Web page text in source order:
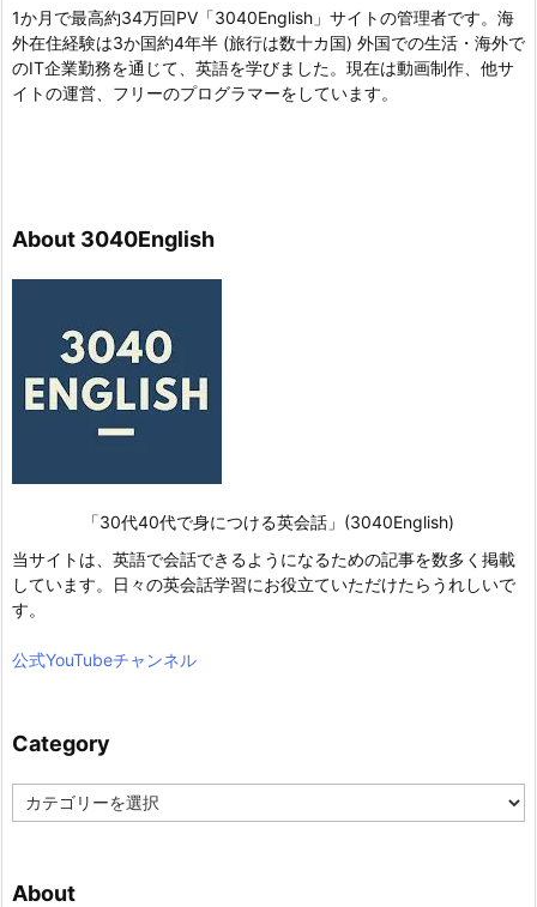
1か月で最高約34万回PV「3040English」サイトの管理者です。海
外在住経験は3か国約4年半 (旅行は数十カ国) 外国での生活・海外で
のIT企業勤務を通じて、英語を学びました。現在は動画制作、他サ
イトの運営、フリーのプログラマーをしています。
About 3040English
「30代40代で身につける英会話」(3040English)
当サイトは、英語で会話できるようになるための記事を数多く掲載
しています。日々の英会話学習にお役立ていただけたらうれしいで
す。
公式YouTubeチャンネル
Category
a
g
About